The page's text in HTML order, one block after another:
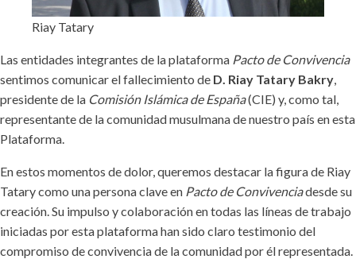
Riay Tatary
Las entidades integrantes de la plataforma Pacto de Convivencia
sentimos comunicar el fallecimiento de D. Riay Tatary Bakry
presidente de la Comisión Islámica de España(CIE) y, como tal,
representante de la comunidad musulmana de nuestro país en esta
Plataforma.
En estos momentos de dolor, queremos destacar la figura de Riay
Tatary como una persona clave en Pacto de Convivenciadesde su
creación. Su impulso y colaboración en todas las líneas de trabajo
iniciadas por esta plataforma han sido claro testimonio del
compromiso de convivencia de la comunidad por él representada.